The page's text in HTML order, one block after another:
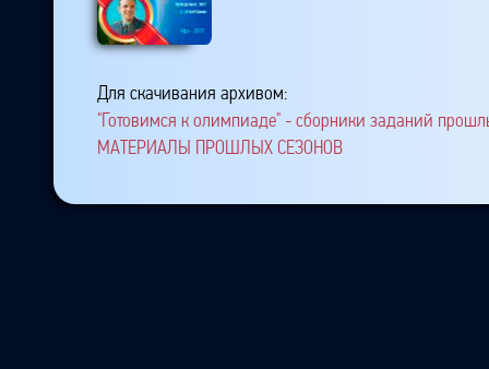
Для скачивания архивом:
"Готовимся к олимпиаде" - сборники заданий
МАТЕРИАЛЫ ПРОШЛЫХ СЕЗОНОВ